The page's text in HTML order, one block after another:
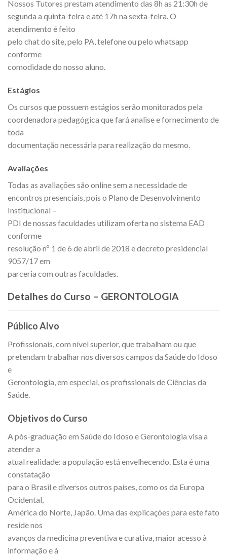
Nossos Tutores prestam atendimento das 8h as 21:30h de
segunda a quinta-feira e até 17h na sexta-feira. O
atendimento é feito
pelo chat do site, pelo PA, telefone ou pelo whatsapp
conforme
comodidade do nosso aluno.
Estágios
Os cursos que possuem estágios serão monitorados pela
coordenadora pedagógica que fará analise e fornecimento de
toda
documentação necessária para realização do mesmo.
Avaliações
Todas as avaliações são online sem a necessidade de
encontros presenciais, pois o Plano de Desenvolvimento
Institucional –
PDI de nossas faculdades utilizam oferta no sistema EAD
conforme
resolução nº 1 de 6 de abril de 2018 e decreto presidencial
9057/17 em
parceria com outras faculdades.
Detalhes do Curso – GERONTOLOGIA
Público Alvo
Profissionais, com nível superior, que trabalham ou que
pretendam trabalhar nos diversos campos da Saúde do Idoso
e
Gerontologia, em especial, os profissionais de Ciências da
Saúde.
Objetivos do Curso
A pós-graduação em Saúde do Idoso e Gerontologia visa a
atender a
atual realidade: a população está envelhecendo. Esta é uma
constatação
para o Brasil e diversos outros países, como os da Europa
Ocidental,
América do Norte, Japão. Uma das explicações para este fato
reside nos
avanços da medicina preventiva e curativa, maior acesso à
informação e à